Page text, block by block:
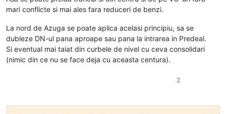
mari conflicte si mai ales fara reduceri de benzi.
La nord de Azuga se poate aplica acelasi principiu, sa se
dubleze DN-ul pana aproape sau pana la intrarea in Predeal.
Si eventual mai taiat din curbele de nivel cu ceva consolidari
(nimic din ce nu se face deja cu aceasta centura).
2